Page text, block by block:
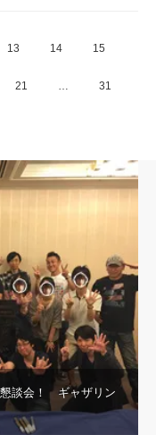
13 14 15
21 … 31
懇談会！ ギャザリン